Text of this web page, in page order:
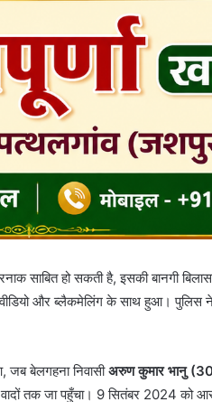
साबित हो सकती है, इसकी बानगी
और ब्लैकमेलिंग के साथ हुआ। पुलिस ने
बेलगहना निवासीअरुण कुमार भानु
तक जा पहुँचा। 9 सितंबर 2024 को